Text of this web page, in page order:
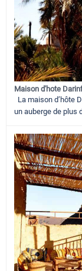
Maison d'hote
La maison d’hôte
un auberge de plus